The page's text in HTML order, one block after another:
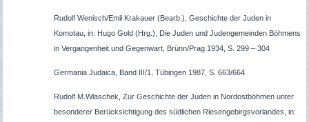
Rudolf Wenisch/Emil Krakauer (Bearb.), Geschichte der Juden in
Komotau, in: Hugo Gold (Hrg.), Die Juden und Judengemeinden Böhmens
in Vergangenheit und Gegenwart, Brünn/Prag 1934, S. 299 – 304
Germania Judaica, Band III/1, Tübingen 1987, S. 663/664
Rudolf M.Wlaschek, Zur Geschichte der Juden in Nordostböhmen unter
besonderer Berücksichtigung des südlichen Riesengebirgsvorlandes, in: